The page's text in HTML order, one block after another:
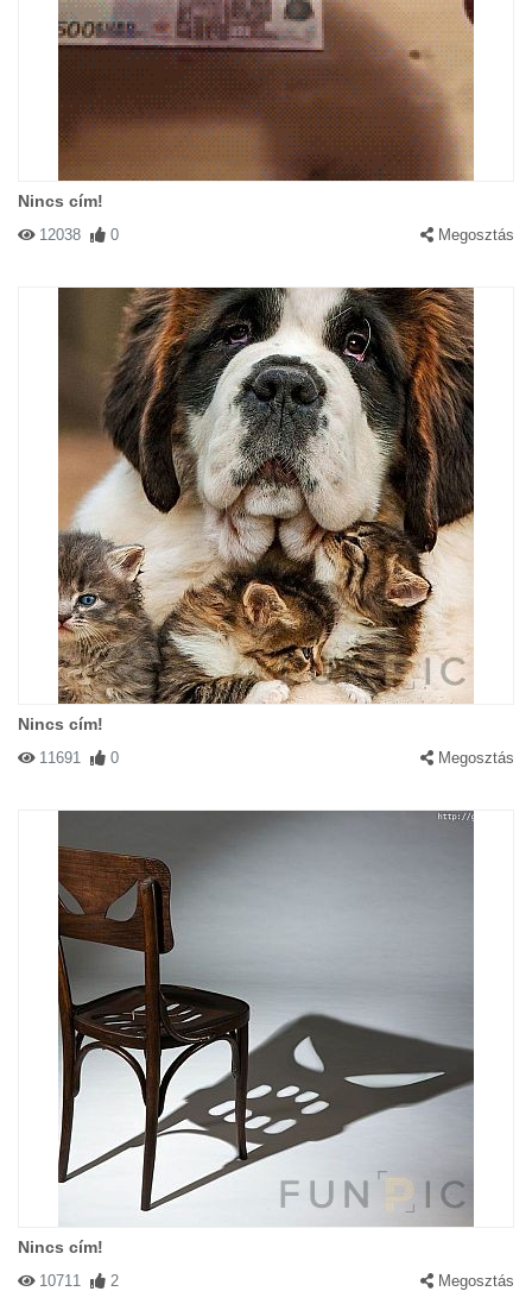
Nincs cím!
12038 0 Megosztás
Nincs cím!
11691 0 Megosztás
Nincs cím!
10711 2 Megosztás